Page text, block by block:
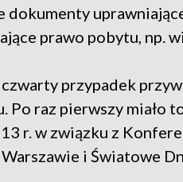
dokumenty
prawo pobytu, np.
przypadek
Po raz pierwszy miało
r. w związku z
i Światowe